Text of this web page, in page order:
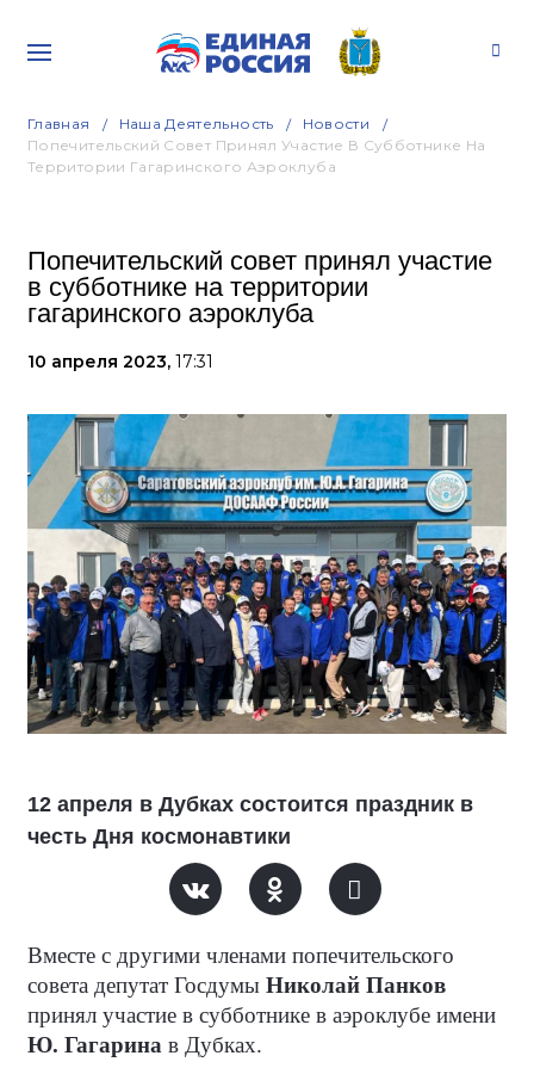
Главная Наша Деятельность
Новости
Попечительский Совет Принял Участие В Субботнике На
Территории Гагаринского Аэроклуба
Попечительский совет принял участие
в субботнике на территории
гагаринского аэроклуба
10 апреля 2023, 17:31
12 апреля в Дубках состоится праздник в
честь Дня космонавтики
Вместе с другими членами попечительского
совета депутат Госдумы Николай Панков
принял участие в субботнике в аэроклубе имени
Ю. Гагарина в Дубках.